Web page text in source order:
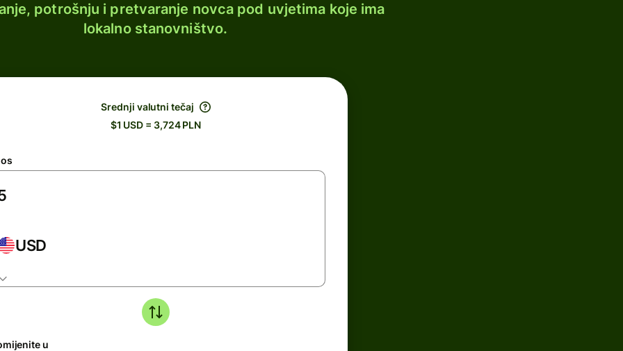
potrošnju i pretvaranje novca pod uvjetima koje ima
lokalno stanovništvo.
Srednji valutni tečaj
$1 USD = 3,724 PLN
USD
u